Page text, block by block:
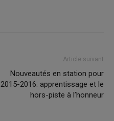
Article suivant
Nouveautés en station pour
2015-2016: apprentissage et le
hors-piste à l’honneur